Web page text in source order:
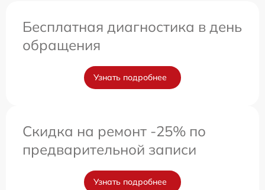
Бесплатная диагностика в день
обращения
Узнать подробнее
Скидка на ремонт -25% по
предварительной записи
Узнать подробнее